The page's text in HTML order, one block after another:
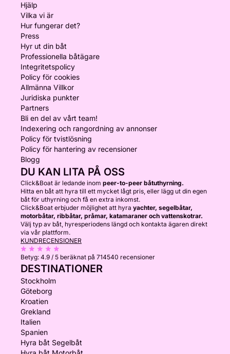
Hjälp
Vilka vi är
Hur fungerar det?
Press
Hyr ut din båt
Professionella båtägare
Integritetspolicy
Policy för cookies
Allmänna Villkor
Juridiska punkter
Partners
Bli en del av vårt team!
Indexering och rangordning av annonser
Policy för tvistlösning
Policy för hantering av recensioner
Blogg
DU KAN LITA PÅ OSS
Click&Boat är ledande inom peer-to-peer båtuthyrning.
Hitta en båt att hyra till ett mycket lågt pris, eller lägg ut din egen
båt för uthyrning och få en extra inkomst.
Click&Boat erbjuder möjlighet att hyra yachter, segelbåtar,
motorbåtar, ribbåtar, pråmar, katamaraner och vattenskotrar.
Välj typ av båt, hyresperiodens längd och kontakta ägaren direkt
via vår plattform.
KUNDRECENSIONER
Betyg: 4.9 / 5 beräknat på 714540 recensioner
DESTINATIONER
Stockholm
Göteborg
Kroatien
Grekland
Italien
Spanien
Hyra båt Segelbåt